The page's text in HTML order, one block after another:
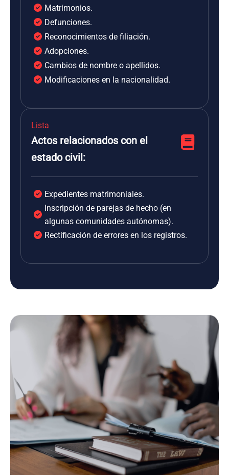
Matrimonios.
Defunciones.
Reconocimientos de filiación.
Adopciones.
Cambios de nombre o apellidos.
Modificaciones en la nacionalidad.
Lista
Actos relacionados con el
estado civil:
Expedientes matrimoniales.
Inscripción de parejas de hecho (en
algunas comunidades autónomas).
Rectificación de errores en los registros.